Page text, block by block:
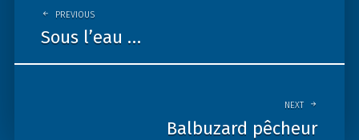
navigation
PREVIOUS
Sous l’eau …
NEXT
Balbuzard pêcheur